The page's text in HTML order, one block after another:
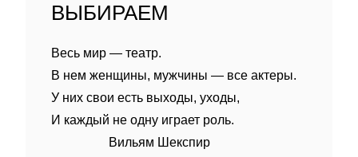
ВЫБИРАЕМ
Весь мир — театр.
В нем женщины, мужчины — все актеры.
У них свои есть выходы, уходы,
И каждый не одну играет роль.
Вильям Шекспир